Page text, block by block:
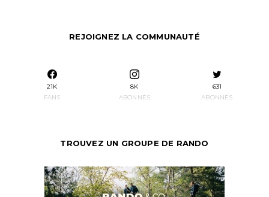
REJOIGNEZ LA COMMUNAUTÉ
21K
FANS
8K
ABONNÉS
631
ABONNÉS
TROUVEZ UN GROUPE DE RANDO